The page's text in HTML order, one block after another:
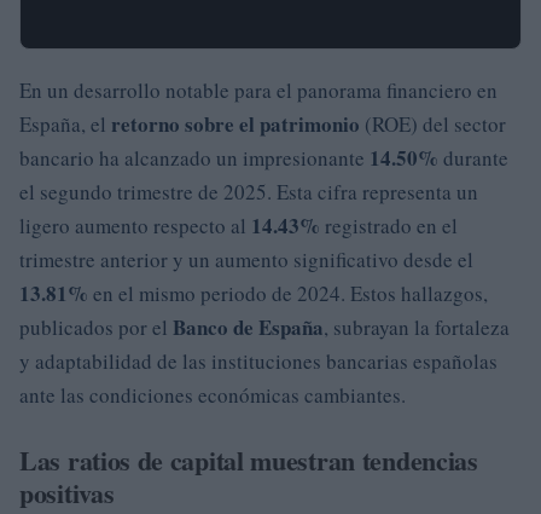
En un desarrollo notable para el panorama financiero en
España, el retorno sobre el patrimonio (ROE) del sector
bancario ha alcanzado un impresionante 14.50% durante
el segundo trimestre de 2025. Esta cifra representa un
ligero aumento respecto al 14.43% registrado en el
trimestre anterior y un aumento significativo desde el
13.81% en el mismo periodo de 2024. Estos hallazgos,
publicados por el Banco de España, subrayan la fortaleza
y adaptabilidad de las instituciones bancarias españolas
ante las condiciones económicas cambiantes.
Las ratios de capital muestran tendencias
positivas